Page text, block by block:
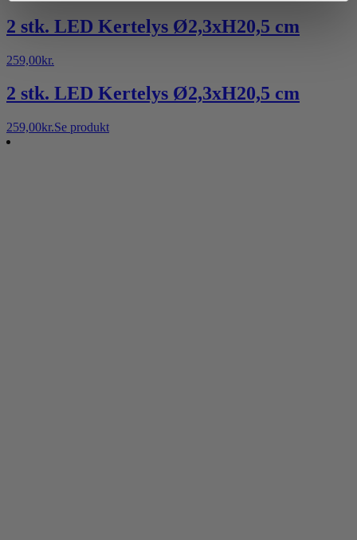
2 stk. LED Kertelys Ø2,3xH20,5 cm
259,00kr.
2 stk. LED Kertelys Ø2,3xH20,5 cm
259,00kr.Se produkt